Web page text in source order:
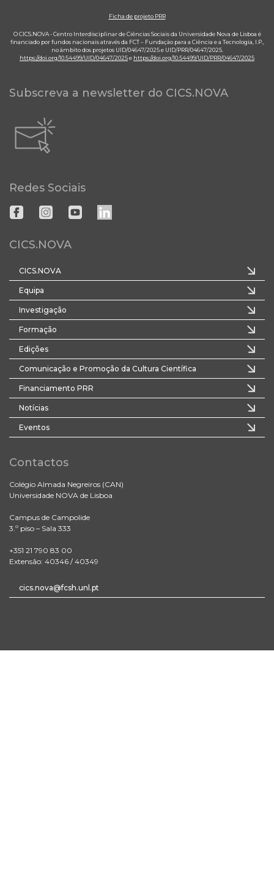
Ficha de projeto PRR
O CICS.NOVA - Centro Interdisciplinar de Ciências Sociais da Universidade Nova de Lisboa é
financiado por fundos nacionais através da FCT – Fundação para a Ciência e a Tecnologia, I.P.,
no âmbito dos projetos UID/04647/2025 e UID/PRR/04647/2025.
https://doi.org/10.54499/UID/04647/2025e https://doi.org/10.54499/UID/PRR/04647/2025
Subscreva a newsletter do CICS.NOVA
Redes Sociais
CICS.NOVA
CICS.NOVA
Equipa
Investigação
Formação
Edições
Comunicação e Promoção da Cultura Científica
Financiamento PRR
Notícias
Eventos
Contactos
Colégio Almada Negreiros (CAN)
Universidade NOVA de Lisboa
Campus de Campolide
3.º piso – Sala 333
+351 21 790 83 00
Extensão: 40346 / 40349
cics.nova@fcsh.unl.pt